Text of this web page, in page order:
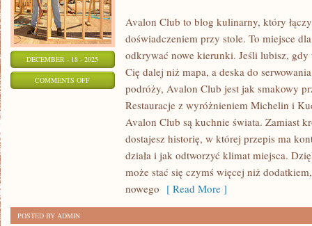
DECEMBER - 18 - 2025
COMMENTS OFFON
Avalon Club to blog kulinarny, który
doświadczeniem przy stole. To miejsce
odkrywać nowe kierunki. Jeśli lubisz,
Cię dalej niż mapa, a deska do
podróży, Avalon Club jest jak smakowy
Restauracje z wyróżnieniem Michelin i
Avalon Club są kuchnie świata. Zamiast
dostajesz historię, w której przepis ma
działa i jak odtworzyć klimat miejsca.
może stać się czymś więcej niż
nowego [ Read More ]
POSTED BY ADMIN